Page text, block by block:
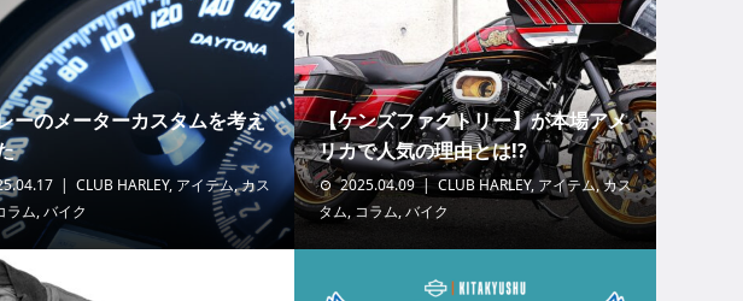
ーのメーターカスタムを考え
CLUB HARLEY, アイテム,カス
ラム,バイク
【ケンズファクトリー】が本場アメ
リカで人気の理由とは!?
2025.04.09 CLUB HARLEY, アイテム,カス
タム, コラム,バイク